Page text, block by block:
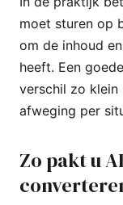
moet sturen op
om de inhoud
heeft. Een
verschil zo
afweging per
Zo pakt u